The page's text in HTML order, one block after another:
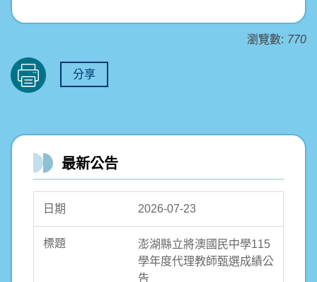
瀏覽數: 770
分享
最新公告
2026-07-23
澎湖縣立將澳國民中學115
學年度代理教師甄選成績公
告